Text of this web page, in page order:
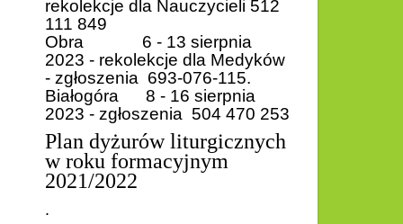
rekolekcje dla Nauczycieli 512
111 849
Obra 6 - 13 sierpnia
2023 - rekolekcje dla Medyków
- zgłoszenia 693-076-115.
Białogóra 8 - 16 sierpnia
2023 - zgłoszenia 504 470 253
Plan dyżurów liturgicznych
w roku formacyjnym
2021/2022
.